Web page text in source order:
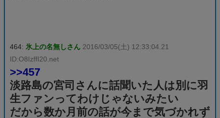
464: 氷上の名無しさん 2016/03/05(土) 12:33:04.21
ID:O8IzffI20.net
>>457
淡路島の宮司さんに話聞いた人は別に羽
生ファンってわけじゃないみたい
だから数か月前の話が今まで気づかれず